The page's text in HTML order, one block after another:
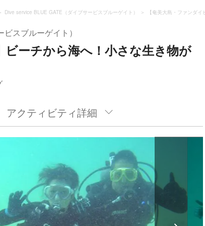
Dive service BLUE GATE（ダイブサービスブルーゲイト） 【奄美大島・ファンダ
スブルーゲイト）
ビーチから海へ！小さな生き物が
アクティビティ詳細